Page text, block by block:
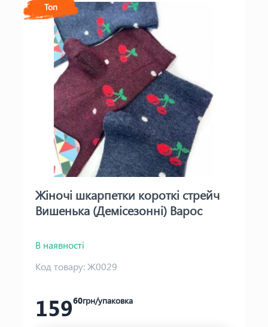
Топ
Жіночі шкарпетки короткі стрейч
Вишенька (Демісезонні) Варос
В наявності
Код товару:Ж0029
15960грн/упаковка